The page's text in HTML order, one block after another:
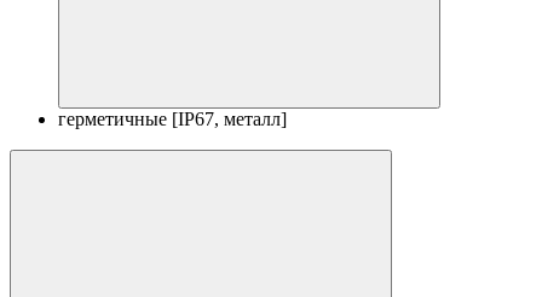
герметичные [IP67, металл]